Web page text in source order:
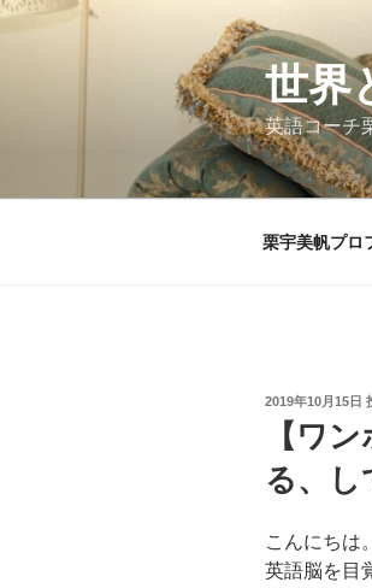
コ
世界
英語コーチ
栗宇美帆プロ
投
2019年10月15日
【ワ
る、
こんにちは。
英語脳を目